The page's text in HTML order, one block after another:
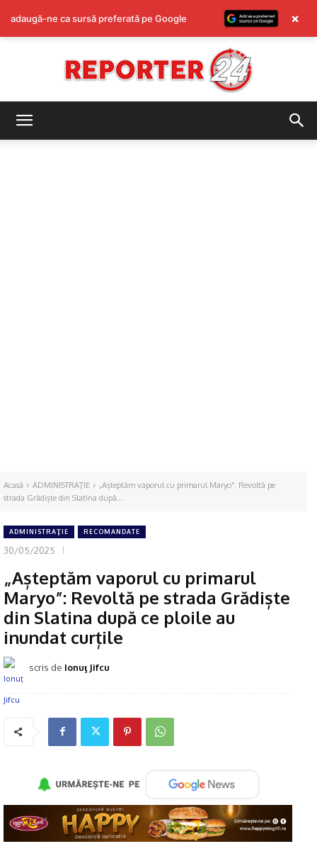
Acasă ADMINISTRAŢIE
„Așteptăm vaporul cu primarul Maryo”: Revoltă pe
strada Grădiște din Slatina după...
ADMINISTRAŢIE RECOMANDATE
30/05/2025
„Așteptăm vaporul cu primarul
Maryo”: Revoltă pe strada Grădiște
din Slatina după ce ploile au
inundat curțile
scris de Ionuţ Jifcu
adaugă-ne ca sursă preferată pe Google ×